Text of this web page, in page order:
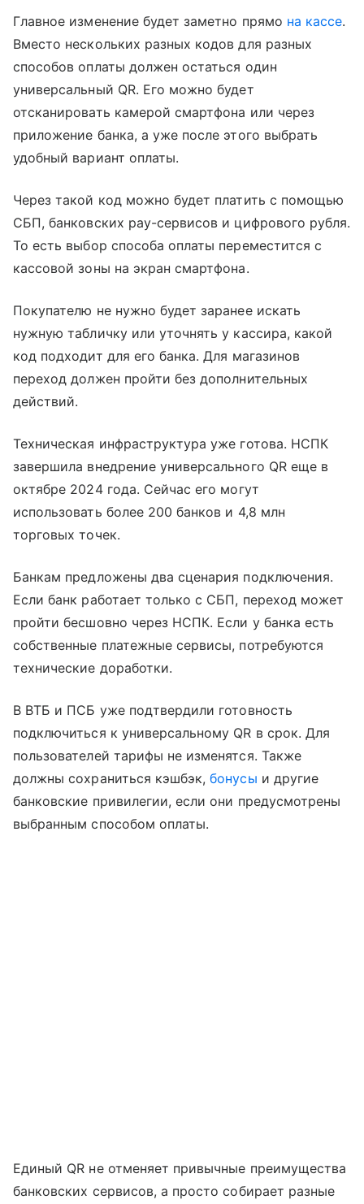
Главное изменение будет заметно прямо на кассе.
Вместо нескольких разных кодов для разных
способов оплаты должен остаться один
универсальный QR. Его можно будет
отсканировать камерой смартфона или через
приложение банка, а уже после этого выбрать
удобный вариант оплаты.
Через такой код можно будет платить с помощью
СБП, банковских pay-сервисов и цифрового рубля.
То есть выбор способа оплаты переместится с
кассовой зоны на экран смартфона.
Покупателю не нужно будет заранее искать
нужную табличку или уточнять у кассира, какой
код подходит для его банка. Для магазинов
переход должен пройти без дополнительных
действий.
Техническая инфраструктура уже готова. НСПК
завершила внедрение универсального QR еще в
октябре 2024 года. Сейчас его могут
использовать более 200 банков и 4,8 млн
торговых точек.
Банкам предложены два сценария подключения.
Если банк работает только с СБП, переход может
пройти бесшовно через НСПК. Если у банка есть
собственные платежные сервисы, потребуются
технические доработки.
В ВТБ и ПСБ уже подтвердили готовность
подключиться к универсальному QR в срок. Для
пользователей тарифы не изменятся. Также
должны сохраниться кэшбэк,бонусы и другие
банковские привилегии, если они предусмотрены
выбранным способом оплаты.
Единый QR не отменяет привычные преимущества
банковских сервисов, а просто собирает разные